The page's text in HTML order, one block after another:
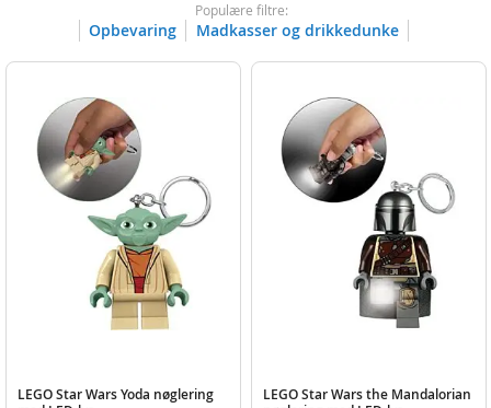
Populære filtre:
Opbevaring Madkasser og drikkedunke
LEGO Star Wars Yoda nøglering
LEGO Star Wars the Mandalorian